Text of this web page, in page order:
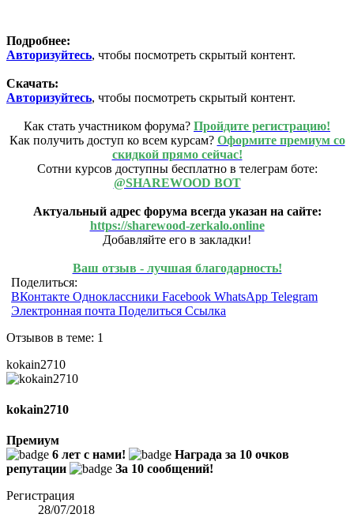
Подробнее:
Авторизуйтесь, чтобы посмотреть скрытый контент.
Скачать:
Авторизуйтесь, чтобы посмотреть скрытый контент.
Как стать участником форума? Пройдите регистрацию!
Как получить доступ ко всем курсам? Оформите премиум со
скидкой прямо сейчас!
Сотни курсов доступны бесплатно в телеграм боте:
@SHAREWOOD BOT
Актуальный адрес форума всегда указан на сайте:
https://sharewood-zerkalo.online
Добавляйте его в закладки!
Ваш отзыв - лучшая благодарность!
Поделиться:
ВКонтакте Одноклассники Facebook WhatsApp Telegram
Электронная почта Поделиться Ссылка
Отзывов в теме: 1
kokain2710
kokain2710
Премиум
6 лет с нами!
Награда за 10 очков
репутации
За 10 сообщений!
Регистрация
28/07/2018